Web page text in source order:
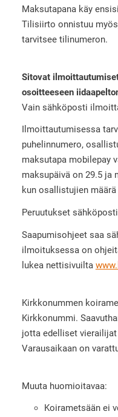
Maksutapana käy
Tilisiirto onnistuu
tarvitsee tilinumeron.
Sitovat
osoitteeseen
Vain sähköposti
Ilmoittautumisessa
puhelinnumero,
maksutapa mobilepay
maksupäivä on 29.5 ja
kun osallistujien
Peruutukset
Saapumisohjeet saa
ilmoituksessa on
lukea nettisivuilta
Kirkkonummen
Kirkkonummi.
jotta edelliset
Varausaikaan on
Muuta huomioitavaa:
Koirametsään ei